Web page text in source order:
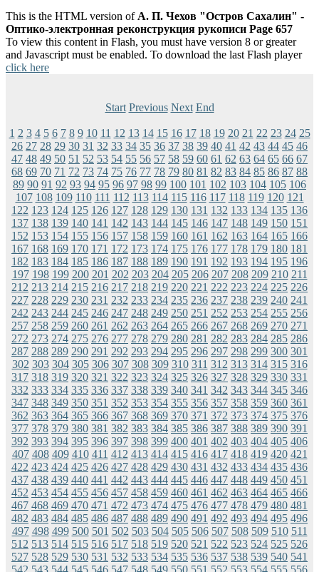
This is the HTML version of А. П. Чехов "Остров Сахалин" -
Оптико-электронная реконструкция рукописи Page 657
To view this content in Flash, you must have version 8 or greater
and Javascript must be enabled. To download the last Flash player
click here
Start Previous Next End
1 2 3 4 5 6 7 8 9 10 11 12 13 14 15 16 17 18 19 20 21 22 23 24 25
26 27 28 29 30 31 32 33 34 35 36 37 38 39 40 41 42 43 44 45 46
47 48 49 50 51 52 53 54 55 56 57 58 59 60 61 62 63 64 65 66 67
68 69 70 71 72 73 74 75 76 77 78 79 80 81 82 83 84 85 86 87 88
89 90 91 92 93 94 95 96 97 98 99 100 101 102 103 104 105 106
107 108 109 110 111 112 113 114 115 116 117 118 119 120 121
122 123 124 125 126 127 128 129 130 131 132 133 134 135 136
137 138 139 140 141 142 143 144 145 146 147 148 149 150 151
152 153 154 155 156 157 158 159 160 161 162 163 164 165 166
167 168 169 170 171 172 173 174 175 176 177 178 179 180 181
182 183 184 185 186 187 188 189 190 191 192 193 194 195 196
197 198 199 200 201 202 203 204 205 206 207 208 209 210 211
212 213 214 215 216 217 218 219 220 221 222 223 224 225 226
227 228 229 230 231 232 233 234 235 236 237 238 239 240 241
242 243 244 245 246 247 248 249 250 251 252 253 254 255 256
257 258 259 260 261 262 263 264 265 266 267 268 269 270 271
272 273 274 275 276 277 278 279 280 281 282 283 284 285 286
287 288 289 290 291 292 293 294 295 296 297 298 299 300 301
302 303 304 305 306 307 308 309 310 311 312 313 314 315 316
317 318 319 320 321 322 323 324 325 326 327 328 329 330 331
332 333 334 335 336 337 338 339 340 341 342 343 344 345 346
347 348 349 350 351 352 353 354 355 356 357 358 359 360 361
362 363 364 365 366 367 368 369 370 371 372 373 374 375 376
377 378 379 380 381 382 383 384 385 386 387 388 389 390 391
392 393 394 395 396 397 398 399 400 401 402 403 404 405 406
407 408 409 410 411 412 413 414 415 416 417 418 419 420 421
422 423 424 425 426 427 428 429 430 431 432 433 434 435 436
437 438 439 440 441 442 443 444 445 446 447 448 449 450 451
452 453 454 455 456 457 458 459 460 461 462 463 464 465 466
467 468 469 470 471 472 473 474 475 476 477 478 479 480 481
482 483 484 485 486 487 488 489 490 491 492 493 494 495 496
497 498 499 500 501 502 503 504 505 506 507 508 509 510 511
512 513 514 515 516 517 518 519 520 521 522 523 524 525 526
527 528 529 530 531 532 533 534 535 536 537 538 539 540 541
542 543 544 545 546 547 548 549 550 551 552 553 554 555 556